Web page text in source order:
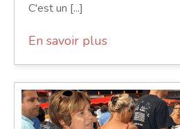
C'est un [...]
En savoir plus